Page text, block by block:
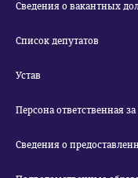
Сведения о вакантных
Список депутатов
Устав
Персона ответственная
Сведения о